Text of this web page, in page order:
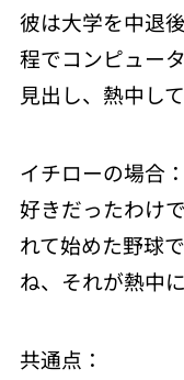
彼は大学を中退
程でコンピュー
見出し、熱中し
イチローの場合
好きだったわけ
れて始めた野球
ね、それが熱中
共通点：